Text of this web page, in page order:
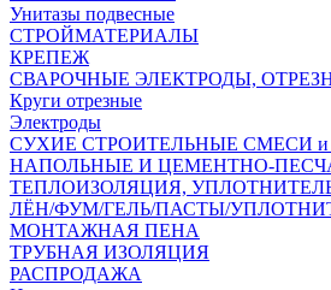
Унитазы подвесные
СТРОЙМАТЕРИАЛЫ
КРЕПЕЖ
СВАРОЧНЫЕ ЭЛЕКТРОДЫ,
Круги отрезные
Электроды
СУХИЕ СТРОИТЕЛЬНЫЕ СМЕСИ
НАПОЛЬНЫЕ И ЦЕМЕНТНО-
ТЕПЛОИЗОЛЯЦИЯ,
ЛЁН/ФУМ/ГЕЛЬ/ПАСТЫ/
МОНТАЖНАЯ ПЕНА
ТРУБНАЯ ИЗОЛЯЦИЯ
РАСПРОДАЖА